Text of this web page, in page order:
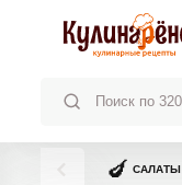
🍆 САЛАТЫ